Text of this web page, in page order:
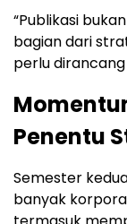
“Publikasi
bagian dari
perlu
Penentu
Semester
banyak